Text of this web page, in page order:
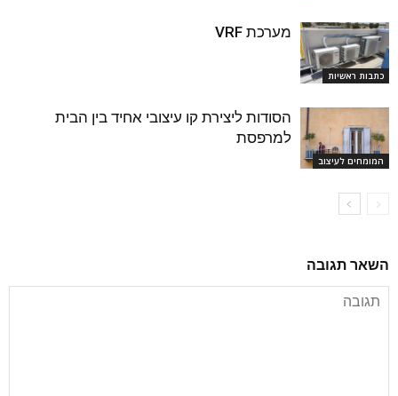
כתבות ראשיות
מערכת VRF
המומחים לעיצוב
הסודות ליצירת קו עיצובי אחיד בין הבית
למרפסת
השאר תגובה